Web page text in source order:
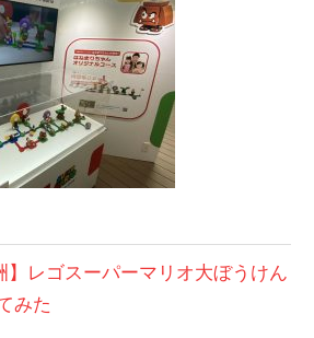
】レゴスーパーマリオ大ぼうけん
みた